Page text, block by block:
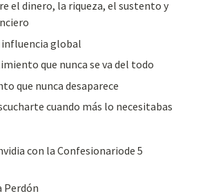
el dinero, la riqueza, el sustento y
influencia global
que nunca se va del todo
que nunca desaparece
cuando más lo necesitabas
con la Confesionariode 5
Perdón